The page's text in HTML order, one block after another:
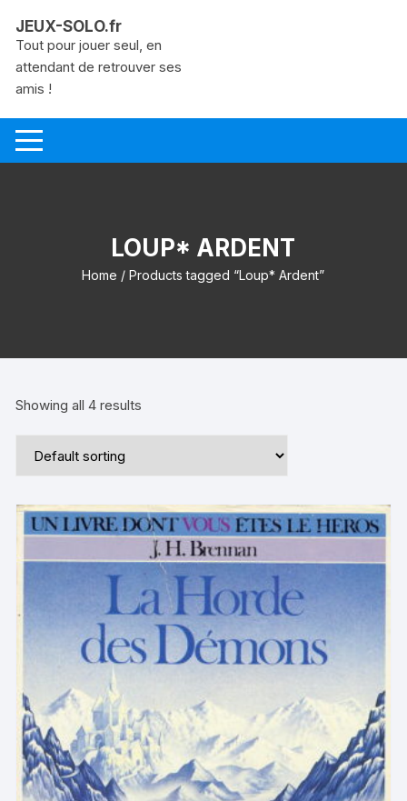
contenu
JEUX-SOLO.fr
Tout pour jouer seul, en
attendant de retrouver ses
amis !
LOUP* ARDENT
Home / Products tagged “Loup* Ardent”
Showing all 4 results